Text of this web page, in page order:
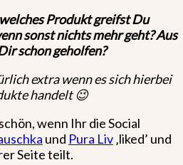
Produkt greifst Du
sonst nichts mehr geht? Aus
schon geholfen?
extra wenn es sich hierbei
handelt 😉
wenn Ihr die Social
und Pura Liv‚liked’ und
Seite teilt.